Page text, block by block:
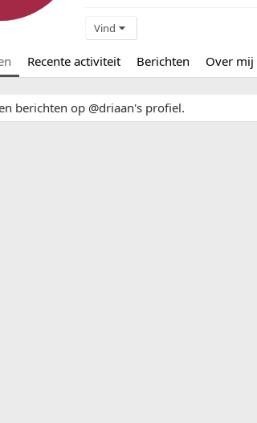
Vind
Recente activiteit Berichten Over mij
berichten op @driaan's profiel.